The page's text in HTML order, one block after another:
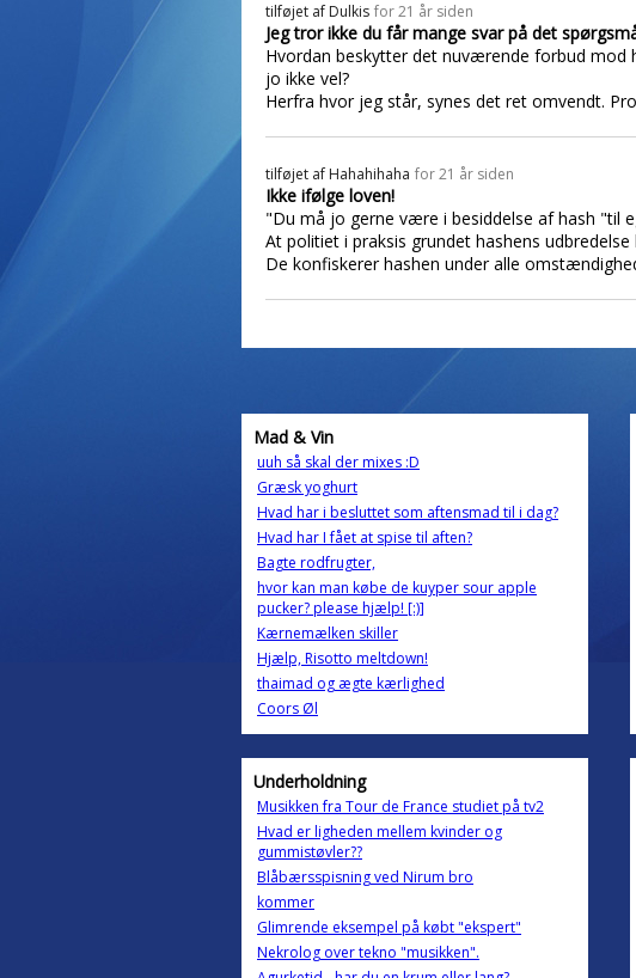
tilføjet af Dulkis for 21 år siden
Jeg tror ikke du får mange svar på det
Hvordan beskytter det nuværende forbud mod
jo ikke vel?
Herfra hvor jeg står, synes det ret omvendt.
tilføjet af Hahahihaha for 21 år siden
Ikke ifølge loven!
"Du må jo gerne være i besiddelse af hash "til
At politiet i praksis grundet hashens
De konfiskerer hashen under alle
Mad & Vin
uuh så skal der mixes :D
Græsk yoghurt
Hvad har i besluttet som aftensmad til i dag?
Hvad har I fået at spise til aften?
Bagte rodfrugter,
hvor kan man købe de kuyper sour apple
pucker? please hjælp! [:)]
Kærnemælken skiller
Hjælp, Risotto meltdown!
thaimad og ægte kærlighed
Coors Øl
Underholdning
Musikken fra Tour de France studiet på tv2
Hvad er ligheden mellem kvinder og
gummistøvler??
Blåbærsspisning ved Nirum bro
kommer
Glimrende eksempel på købt "ekspert"
Nekrolog over tekno "musikken".